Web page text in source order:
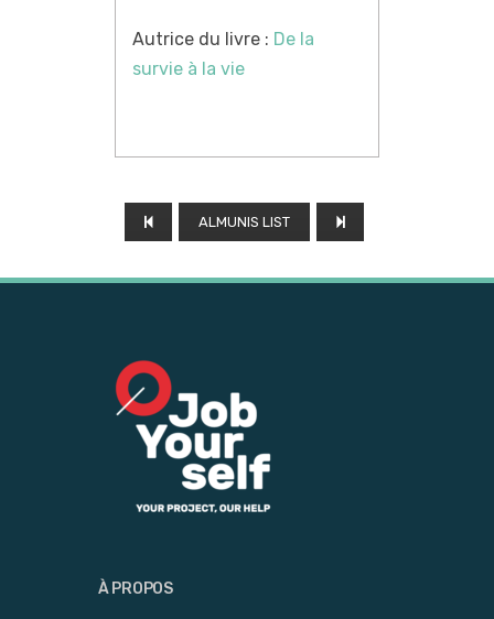
Autrice du livre : De la
survie à la vie
ALMUNIS LIST
À PROPOS